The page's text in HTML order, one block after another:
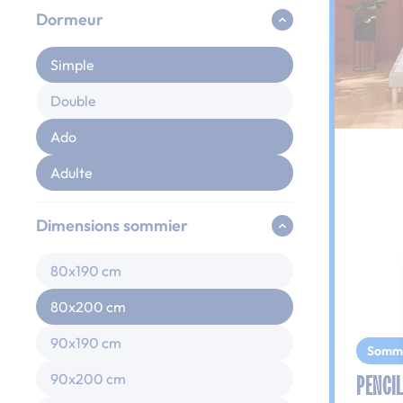
Dormeur
Simple
Double
Ado
Adulte
Dimensions sommier
80x190 cm
80x200 cm
90x190 cm
90x200 cm
PENCIL